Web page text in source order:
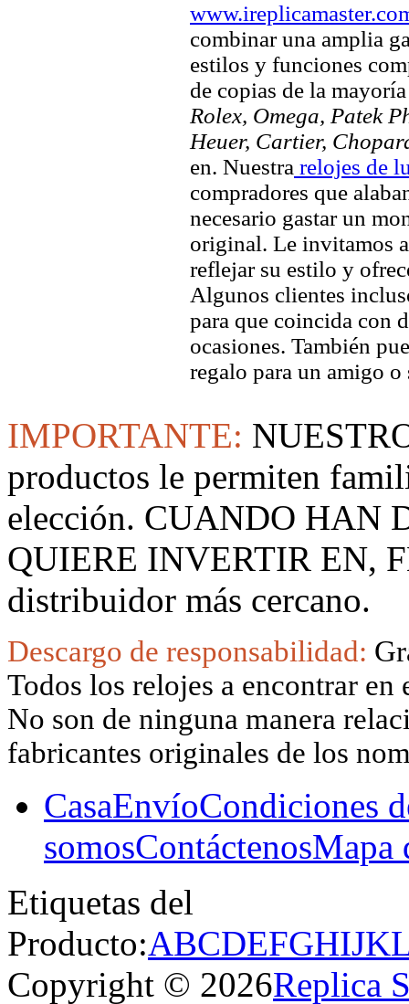
combinar una amplia
estilos y funciones
de copias de la
Rolex, Omega, Patek
Heuer, Cartier,
en. Nuestra relojes de
compradores que
necesario gastar un
original. Le invitamos
reflejar su estilo y
Algunos clientes
para que coincida con
ocasiones. También
regalo para un amigo o
IMPORTANTE:
productos le permiten
elección. CUANDO HAN
QUIERE INVERTIR EN,
distribuidor más cercano.
Descargo de responsabilidad:
Todos los relojes a encontrar
No son de ninguna manera
fabricantes originales de los
CasaEnvíoCondiciones
somosContáctenosMapa
Etiquetas del
Producto:ABCDEFGHIJK
Copyright © 2026Replica